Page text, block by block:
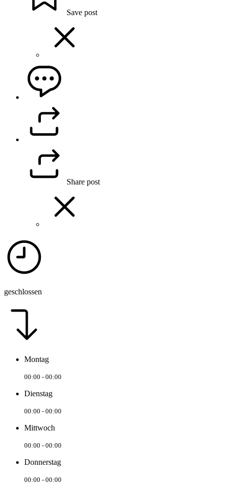
Save post
Share post
geschlossen
Montag
00:00 - 00:00
Dienstag
00:00 - 00:00
Mittwoch
00:00 - 00:00
Donnerstag
00:00 - 00:00